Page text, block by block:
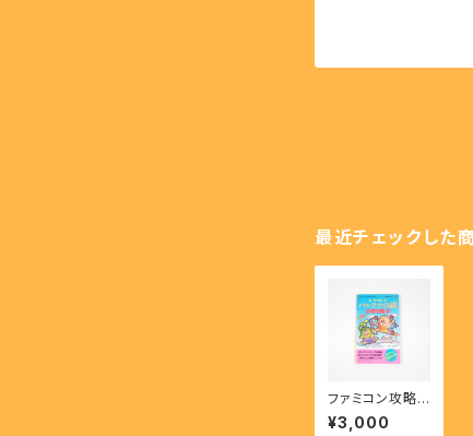
最近チェックした
ファミコン攻略
本 光神話 パル
テナの鏡 必勝攻
¥3,000